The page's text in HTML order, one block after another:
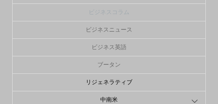
ビジネスコラム
ビジネスニュース
ビジネス英語
ブータン
リジェネラティブ
中南米